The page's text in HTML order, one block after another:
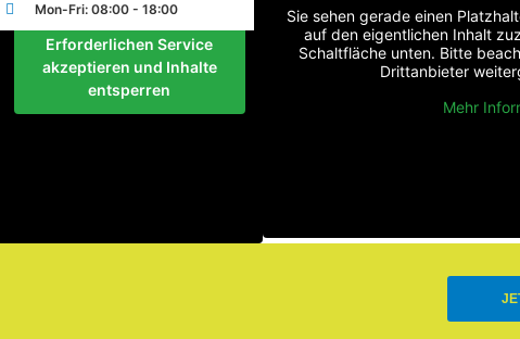
Mon-Fri: 08:00 - 18:00
Erforderlichen Service
akzeptieren und Inhalte
entsperren
Sie sehen gerade einen
auf den eigentlichen Inhalt
Schaltfläche unten. Bitte
Drittanbieter
Mehr